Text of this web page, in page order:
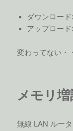
ダウンロー
アップロー
変わってない・
メモリ
無線 LAN ルー